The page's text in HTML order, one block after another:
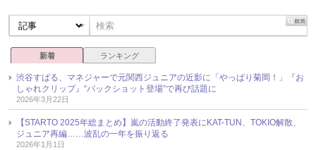
新着 ランキング
渋谷すばる、マネジャーで元関西ジュニアの近影に「やっぱり菊岡！」『お
しゃれクリップ』“バックショット登場”で再び話題に
2026年3月22日
【STARTO 2025年総まとめ】嵐の活動終了発表にKAT-TUN、TOKIO解散、
ジュニア再編……波乱の一年を振り返る
2026年1月1日